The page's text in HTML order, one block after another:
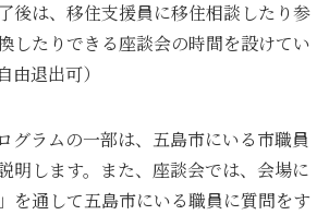
後は、移住支援員に移住相談したり参
したりできる座談会の時間を設けてい
由退出可）
グラムの一部は、五島市にいる市職員
明します。また、座談会では、会場に
を通して五島市にいる職員に質問をす